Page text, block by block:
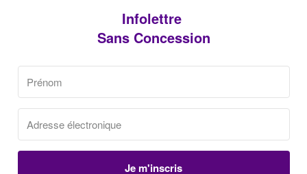
Infolettre
Sans Concession
Je m'inscris